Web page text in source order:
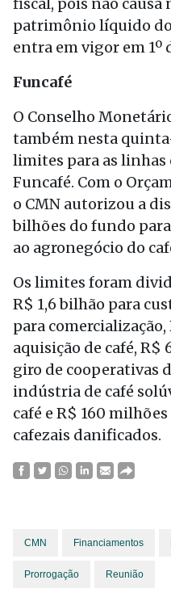
patrimônio líquido
entra em vigor em 1º
Funcafé
O Conselho
também nesta
limites para as linhas
Funcafé. Com o
o CMN autorizou a
bilhões do fundo
ao agronegócio do
Os limites foram
R$ 1,6 bilhão para
para
aquisição de café, R$
giro de cooperativas
indústria de café
café e R$ 160
cafezais danificados.
CMN Financiamentos
Prorrogação Reunião